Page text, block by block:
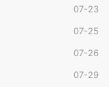
07-23
07-25
07-26
07-29